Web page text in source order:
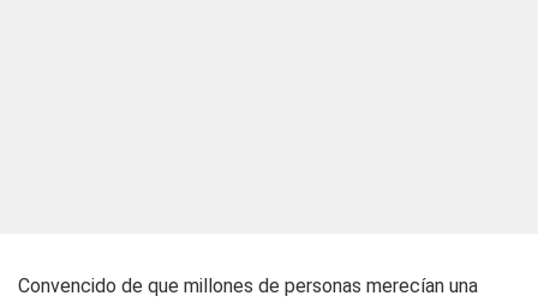
Convencido de que millones de personas merecían una